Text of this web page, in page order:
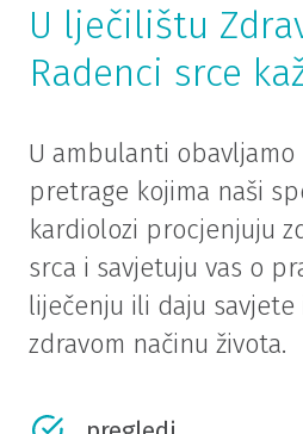
U lječilištu
Radenci srce
U ambulanti
pretrage kojima naši
kardiolozi procjenjuju
srca i savjetuju vas o
liječenju ili daju
zdravom načinu života.